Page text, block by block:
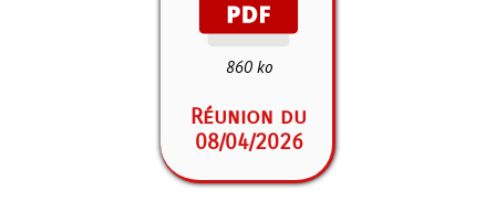
860 ko
Réunion du
08/04/2026